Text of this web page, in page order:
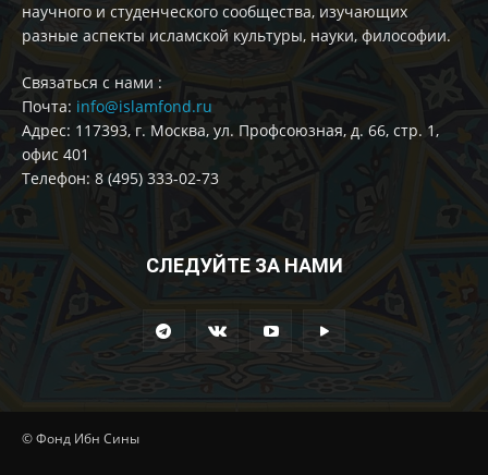
научного и студенческого сообщества, изучающих
разные аспекты исламской культуры, науки, философии.
Cвязаться с нами :
Почта: info@islamfond.ru
Адрес: 117393, г. Москва, ул. Профсоюзная, д. 66, стр. 1,
офис 401
Телефон: 8 (495) 333-02-73
СЛЕДУЙТЕ ЗА НАМИ
© Фонд Ибн Сины